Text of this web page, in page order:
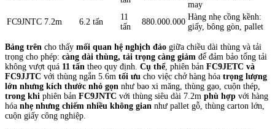
may
FC9JNTC 7.2m 6.2 tấn
11
tấn
880.000.000
Hàng nhẹ cồng kềnh:
giấy, bông gòn, pallet
Bảng trên cho thấy mối quan hệ nghịch đảo giữa chiều dài thùng và tải
trọng cho phép: càng dài thùng, tải trọng càng giảm để đảm bảo tổng tải
không vượt quá 11 tấn theo quy định. Cụ thể, phiên bản FC9JETC và
FC9JJTC với thùng ngắn 5.6m tối ưu cho việc chở hàng hóa trọng lượng
lớn nhưng kích thước nhỏ gọn như bao xi măng, thùng gạo, cuộn thép,
trong khi phiên bản FC9JNTC với thùng siêu dài 7.2m phù hợp với hàng
hóa nhẹ nhưng chiếm nhiều không gian như pallet gỗ, thùng carton lớn,
cuộn giấy công nghiệp.